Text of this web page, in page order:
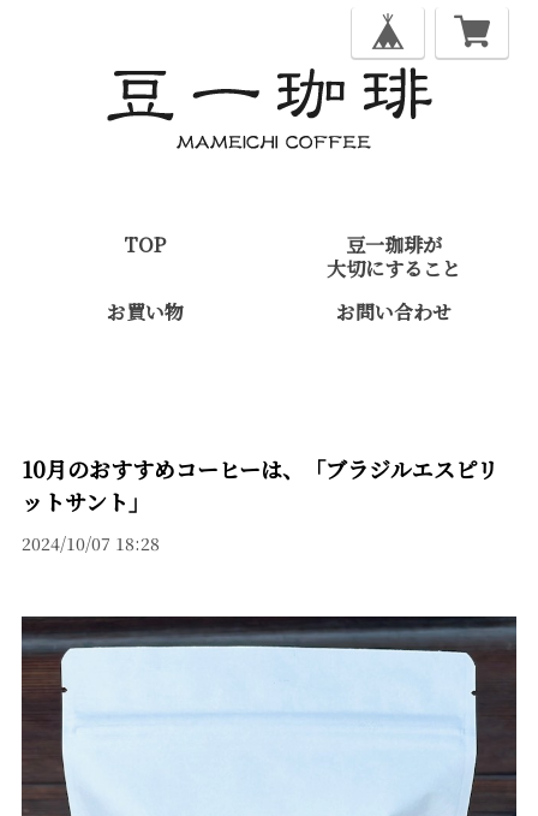
TOP
豆一珈琲が
大切にすること
お買い物
お問い合わせ
10月のおすすめコーヒーは、「ブラジルエスピリ
ットサント」
2024/10/07 18:28